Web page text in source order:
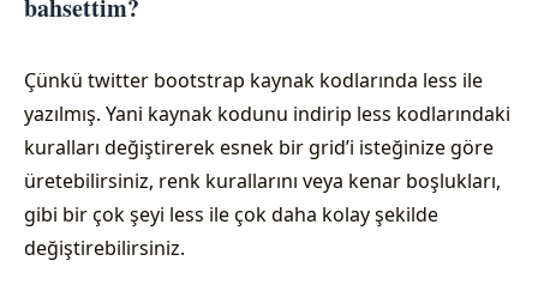
bahsettim?
Çünkü twitter bootstrap kaynak kodlarında less ile
yazılmış. Yani kaynak kodunu indirip less kodlarındaki
kuralları değiştirerek esnek bir grid’i isteğinize göre
üretebilirsiniz, renk kurallarını veya kenar boşlukları,
gibi bir çok şeyi less ile çok daha kolay şekilde
değiştirebilirsiniz.